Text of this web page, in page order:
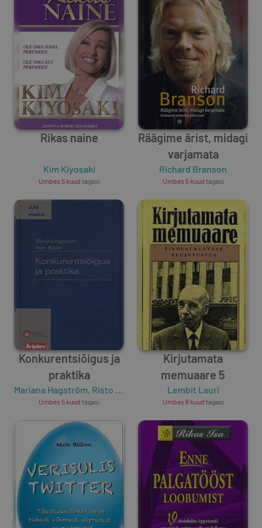
Rikas naine
Kim Kiyosaki
Umbes 5 kuud tagasi
Räägime ärist, midagi
varjamata
Richard Branson
Umbes 5 kuud tagasi
Konkurentsiõigus ja
praktika
Mariana Hagström, Risto Rüütel
Umbes 5 kuud tagasi
Kirjutamata
memuaare 5
Lembit Lauri
Umbes 6 kuud tagasi